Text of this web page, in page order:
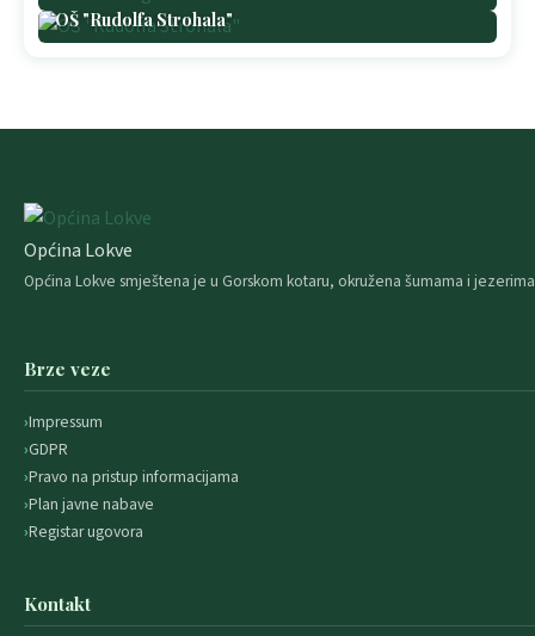
OŠ "Rudolfa Strohala"
Općina Lokve
Općina Lokve smještena je u Gorskom kotaru, okružena šumama i
Brze veze
Impressum
GDPR
Pravo na pristup informacijama
Plan javne nabave
Registar ugovora
Kontakt